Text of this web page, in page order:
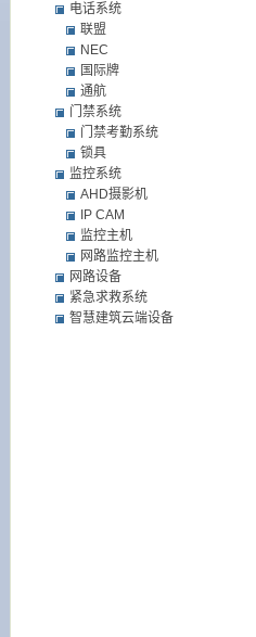
电话系统
联盟
NEC
国际牌
通航
门禁系统
门禁考勤系统
锁具
监控系统
AHD摄影机
IP CAM
监控主机
网路监控主机
网路设备
紧急求救系统
智慧建筑云端设备